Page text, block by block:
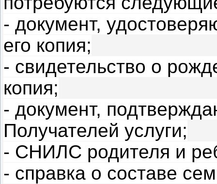
- документ,
его копия;
- свидетельство о
копия;
- документ,
Получателей услуги;
- СНИЛС родителя и
- справка о составе